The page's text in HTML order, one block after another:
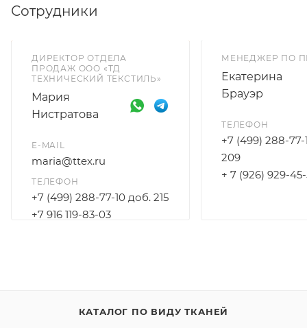
Сотрудники
ДИРЕКТОР ОТДЕЛА
ПРОДАЖ ООО «ТД
ТЕХНИЧЕСКИЙ ТЕКСТИЛЬ»
Мария
Нистратова
E-MAIL
maria@ttex.ru
ТЕЛЕФОН
+7 (499) 288-77-10 доб. 215
+7 916 119-83-03
МЕНЕДЖЕР ПО
Екатерина
Брауэр
ТЕЛЕФОН
+7 (499) 288-77-
209
+ 7 (926) 929-
КАТАЛОГ ПО ВИДУ ТКАНЕЙ